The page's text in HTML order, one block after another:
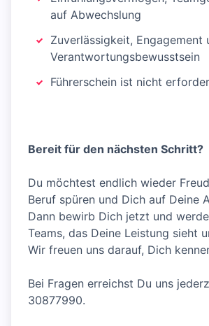
auf Abwechslung
Zuverlässigkeit, Engagement
Verantwortungsbewusstsein
Führerschein ist nicht
Bereit für den nächsten Schritt?
Du möchtest endlich wieder
Beruf spüren und Dich auf Deine
Dann bewirb Dich jetzt und
Teams, das Deine Leistung sieht
Wir freuen uns darauf, Dich
Bei Fragen erreichst Du uns
30877990.